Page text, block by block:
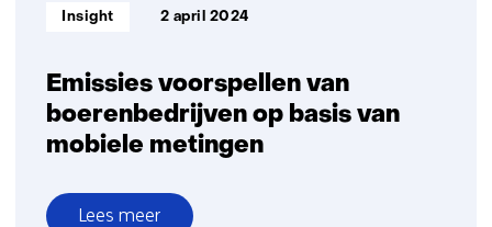
Emissies voorspellen van
boerenbedrijven op basis van
mobiele metingen
Informatietype:
Insight 2 april 2024
Lees meer